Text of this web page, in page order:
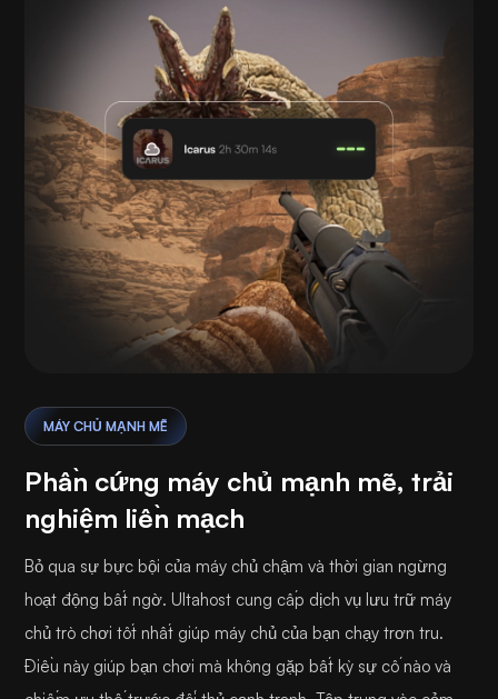
MÁY CHỦ MẠNH MẼ
Phần cứng máy chủ mạnh mẽ, trải
nghiệm liền mạch
Bỏ qua sự bực bội của máy chủ chậm và thời gian ngừng
hoạt động bất ngờ. Ultahost cung cấp dịch vụ lưu trữ máy
chủ trò chơi tốt nhất giúp máy chủ của bạn chạy trơn tru.
Điều này giúp bạn chơi mà không gặp bất kỳ sự cố nào và